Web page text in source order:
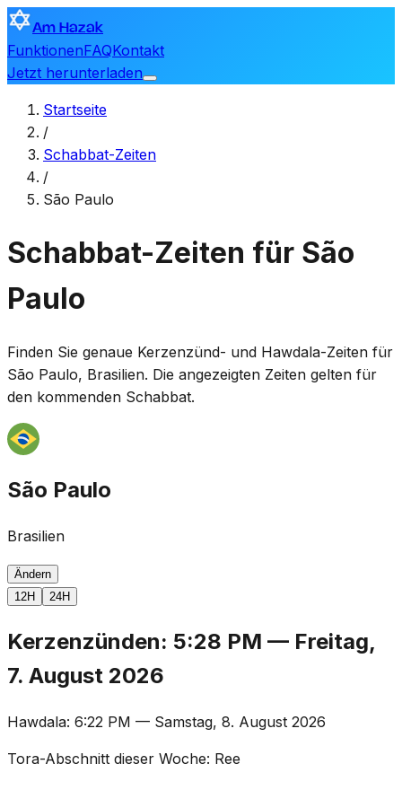
Am Hazak
FunktionenFAQKontakt
Jetzt herunterladen
Startseite
/
Schabbat-Zeiten
/
São Paulo
Schabbat-Zeiten für São
Paulo
Finden Sie genaue Kerzenzünd- und Hawdala-Zeiten für
São Paulo, Brasilien. Die angezeigten Zeiten gelten für
den kommenden Schabbat.
São Paulo
Brasilien
Ändern
12H
24H
Kerzenzünden: 5:28 PM — Freitag,
7. August 2026
Hawdala: 6:22 PM — Samstag, 8. August 2026
Tora-Abschnitt dieser Woche: Ree